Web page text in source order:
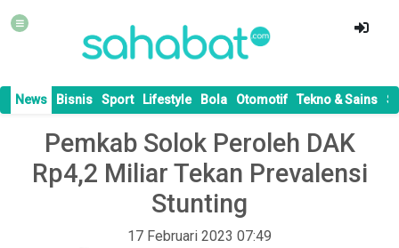
News Bisnis Sport Lifestyle Bola Otomotif Tekno & Sains
Pemkab Solok Peroleh DAK
Rp4,2 Miliar Tekan Prevalensi
Stunting
17 Februari 2023 07:49